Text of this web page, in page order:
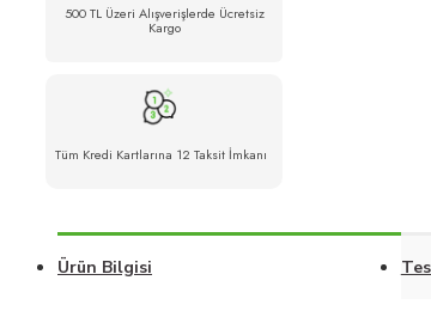
500 TL Üzeri Alışverişlerde Ücretsiz
Kargo
Tüm Kredi Kartlarına 12 Taksit İmkanı
Ürün Bilgisi